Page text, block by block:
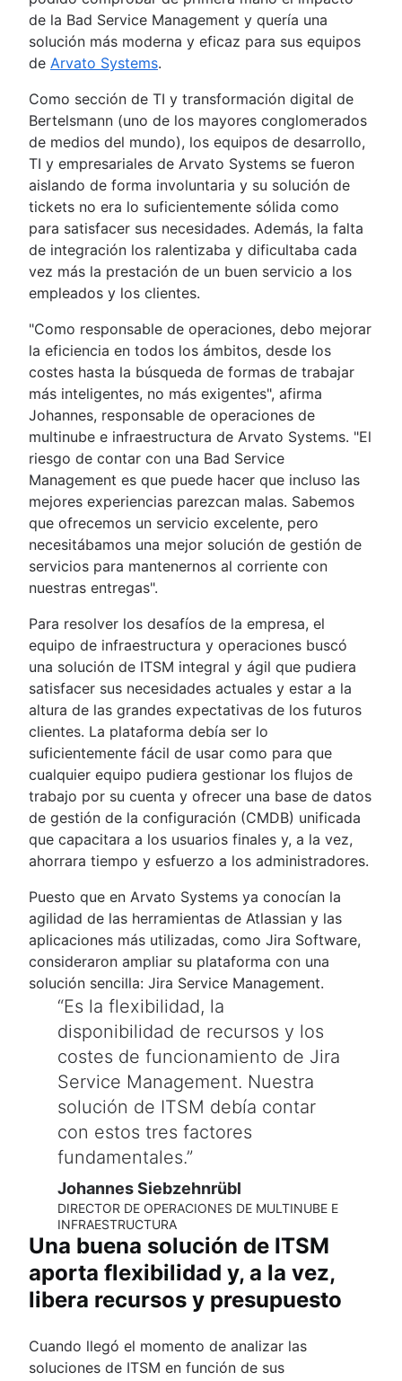
de la Bad Service Management y quería una
solución más moderna y eficaz para sus equipos
de Arvato Systems.
Como sección de TI y transformación digital de
Bertelsmann (uno de los mayores conglomerados
de medios del mundo), los equipos de desarrollo,
TI y empresariales de Arvato Systems se fueron
aislando de forma involuntaria y su solución de
tickets no era lo suficientemente sólida como
para satisfacer sus necesidades. Además, la falta
de integración los ralentizaba y dificultaba cada
vez más la prestación de un buen servicio a los
empleados y los clientes.
"Como responsable de operaciones, debo mejorar
la eficiencia en todos los ámbitos, desde los
costes hasta la búsqueda de formas de trabajar
más inteligentes, no más exigentes", afirma
Johannes, responsable de operaciones de
multinube e infraestructura de Arvato Systems. "El
riesgo de contar con una Bad Service
Management es que puede hacer que incluso las
mejores experiencias parezcan malas. Sabemos
que ofrecemos un servicio excelente, pero
necesitábamos una mejor solución de gestión de
servicios para mantenernos al corriente con
nuestras entregas".
Para resolver los desafíos de la empresa, el
equipo de infraestructura y operaciones buscó
una solución de ITSM integral y ágil que pudiera
satisfacer sus necesidades actuales y estar a la
altura de las grandes expectativas de los futuros
clientes. La plataforma debía ser lo
suficientemente fácil de usar como para que
cualquier equipo pudiera gestionar los flujos de
trabajo por su cuenta y ofrecer una base de datos
de gestión de la configuración (CMDB) unificada
que capacitara a los usuarios finales y, a la vez,
ahorrara tiempo y esfuerzo a los administradores.
Puesto que en Arvato Systems ya conocían la
agilidad de las herramientas de Atlassian y las
aplicaciones más utilizadas, como Jira Software,
consideraron ampliar su plataforma con una
solución sencilla: Jira Service Management.
Es la flexibilidad, la
disponibilidad de recursos y los
costes de funcionamiento de Jira
Service Management. Nuestra
solución de ITSM debía contar
con estos tres factores
fundamentales.
Johannes Siebzehnrübl
DIRECTOR DE OPERACIONES DE MULTINUBE E
INFRAESTRUCTURA
Una buena solución de ITSM
aporta flexibilidad y, a la vez,
libera recursos y presupuesto
Cuando llegó el momento de analizar las
soluciones de ITSM en función de sus